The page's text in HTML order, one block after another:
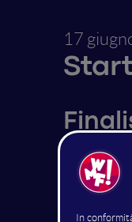
17
an
of
pathogens.